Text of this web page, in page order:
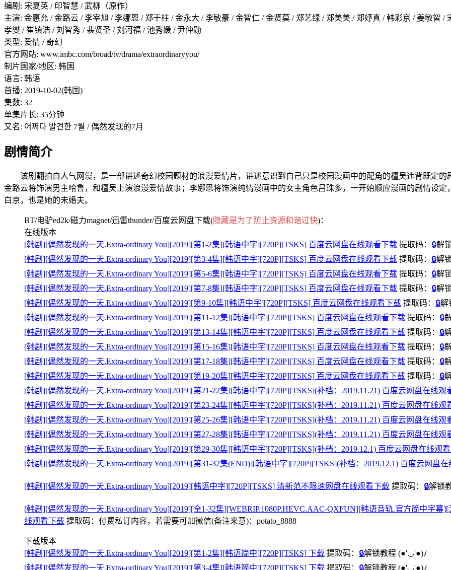
编剧: 宋夏英 / 印智慧 / 武柳（原作）
主演: 金惠允 / 金路云 / 李宰旭 / 李娜恩 / 郑干柱 / 金永大 / 李敏豪 / 金智仁 / 金贤莫 / 郑艺绿 / 郑美美 / 郑妤真 / 韩彩京 / 姜敏智
孝燮 / 崔镇浩 / 刘智秀 / 裴贤圣 / 刘河福 / 池秀媛 / 尹仲勋
类型: 爱情 / 奇幻
官方网站: www.imbc.com/broad/tv/drama/extraordinaryyou/
制片国家/地区: 韩国
语言: 韩语
首播: 2019-10-02(韩国)
集数: 32
单集片长: 35分钟
又名: 어쩌다 발견한 7월 / 偶然发现的7月
剧情简介
该剧翻拍自人气网漫，是一部讲述奇幻校园题材的浪漫爱情片，讲述意识到自己只是校园漫画中的配角的檀吴违背既定的
金路云将饰演男主哈鲁，和檀吴上演浪漫爱情故事；李娜恩将饰演纯情漫画中的女主角色吕珠多，一开始顺应漫画的剧情设
白京，也是她的未婚夫。
BT/电驴ed2k/磁力magnet/迅雷thunder/百度云网盘下载(隐藏是为了防止资源和谐过快)：
在线版本
[韩剧][偶然发现的一天.Extra-ordinary You][2019][第1-2集][韩语中字][720P][TSKS] 百度云网盘在线观看下载 提取码： 🔒解
[韩剧][偶然发现的一天.Extra-ordinary You][2019][第3-4集][韩语中字][720P][TSKS] 百度云网盘在线观看下载 提取码： 🔒解
[韩剧][偶然发现的一天.Extra-ordinary You][2019][第5-6集][韩语中字][720P][TSKS] 百度云网盘在线观看下载 提取码： 🔒解
[韩剧][偶然发现的一天.Extra-ordinary You][2019][第7-8集][韩语中字][720P][TSKS] 百度云网盘在线观看下载 提取码： 🔒解
[韩剧][偶然发现的一天.Extra-ordinary You][2019][第9-10集][韩语中字][720P][TSKS] 百度云网盘在线观看下载 提取码： 🔒解
[韩剧][偶然发现的一天.Extra-ordinary You][2019][第11-12集][韩语中字][720P][TSKS] 百度云网盘在线观看下载 提取码： 🔒
[韩剧][偶然发现的一天.Extra-ordinary You][2019][第13-14集][韩语中字][720P][TSKS] 百度云网盘在线观看下载 提取码： 🔒
[韩剧][偶然发现的一天.Extra-ordinary You][2019][第15-16集][韩语中字][720P][TSKS] 百度云网盘在线观看下载 提取码： 🔒
[韩剧][偶然发现的一天.Extra-ordinary You][2019][第17-18集][韩语中字][720P][TSKS] 百度云网盘在线观看下载 提取码： 🔒
[韩剧][偶然发现的一天.Extra-ordinary You][2019][第19-20集][韩语中字][720P][TSKS] 百度云网盘在线观看下载 提取码： 🔒
[韩剧][偶然发现的一天.Extra-ordinary You][2019][第21-22集][韩语中字][720P][TSKS](补档：2019.11.21) 百度云网盘在线观
[韩剧][偶然发现的一天.Extra-ordinary You][2019][第23-24集][韩语中字][720P][TSKS](补档：2019.11.21) 百度云网盘在线观
[韩剧][偶然发现的一天.Extra-ordinary You][2019][第25-26集][韩语中字][720P][TSKS](补档：2019.11.21) 百度云网盘在线观
[韩剧][偶然发现的一天.Extra-ordinary You][2019][第27-28集][韩语中字][720P][TSKS](补档：2019.11.21) 百度云网盘在线观
[韩剧][偶然发现的一天.Extra-ordinary You][2019][第29-30集][韩语中字][720P][TSKS](补档：2019.12.1) 百度云网盘在线观
[韩剧][偶然发现的一天.Extra-ordinary You][2019][第31-32集(END)][韩语中字][720P][TSKS](补档：2019.12.1) 百度云网盘
[韩剧][偶然发现的一天.Extra-ordinary You][2019][韩语中字][720P][TSKS] 清新范不限速网盘在线观看下载 提取码： 🔒解锁
[韩剧][偶然发现的一天.Extra-ordinary You][2019][全1-32集][WEBRIP.1080P.HEVC.AAC-QXFUN][韩语音轨.官方简中字
线观看下载 提取码： 付费私订内容，若需要可加微信(备注来意)：potato_8888
下载版本
[韩剧][偶然发现的一天.Extra-ordinary You][2019][第1-2集][韩语简中][720P][TSKS] 下载 提取码： 🔒解锁教程 (●'◡'●)ﾉ
[韩剧][偶然发现的一天.Extra-ordinary You][2019][第3-4集][韩语简中][720P][TSKS] 下载 提取码： 🔒解锁教程 (●'◡'●)ﾉ